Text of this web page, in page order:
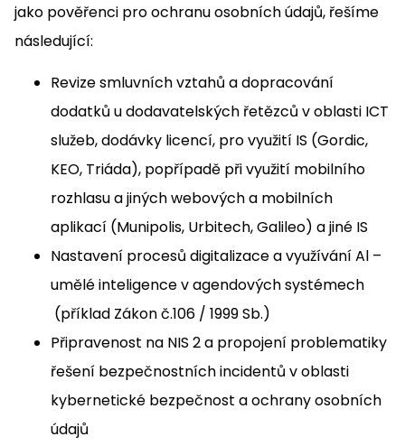
jako pověřenci pro ochranu osobních údajů, řešíme
následující:
Revize smluvních vztahů a dopracování
dodatků u dodavatelských řetězců v oblasti ICT
služeb, dodávky licencí, pro využití IS (Gordic,
KEO, Triáda), popřípadě při využití mobilního
rozhlasu a jiných webových a mobilních
aplikací (Munipolis, Urbitech, Galileo) a jiné IS
Nastavení procesů digitalizace a využívání Al –
umělé inteligence v agendových systémech
(příklad Zákon č.106 / 1999 Sb.)
Připravenost na NIS 2 a propojení problematiky
řešení bezpečnostních incidentů v oblasti
kybernetické bezpečnost a ochrany osobních
údajů